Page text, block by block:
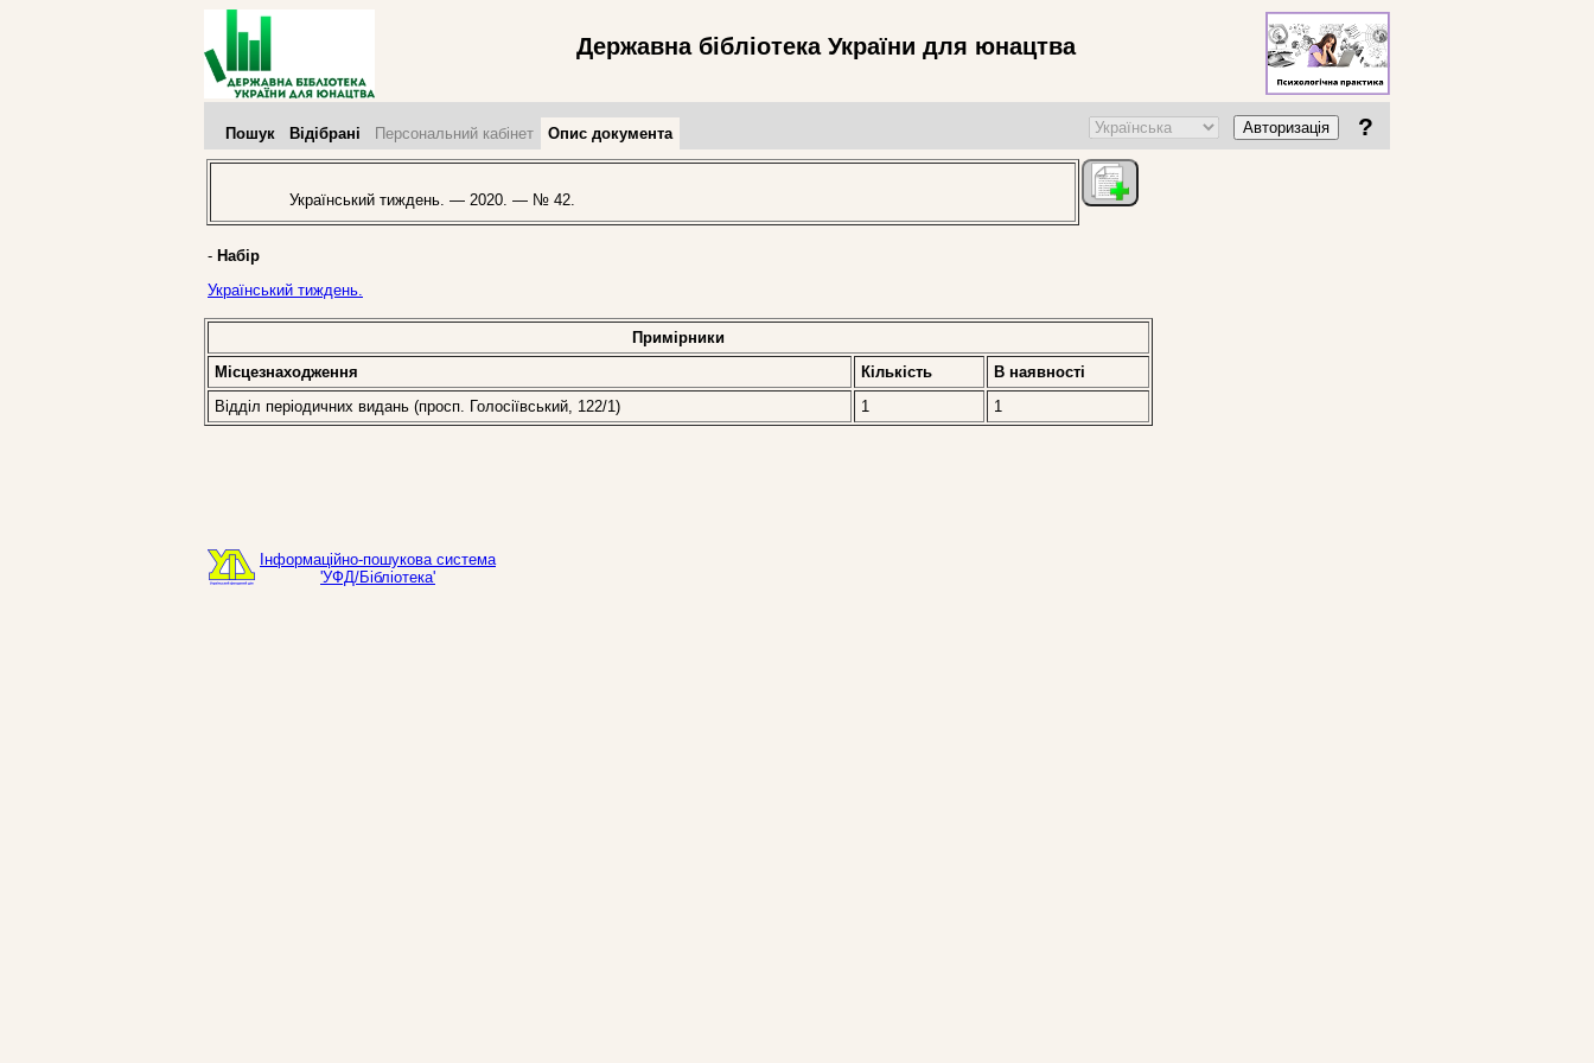
Державна бібліотека України для юнацтва
Пошук Відібрані Персональний кабінет Опис документа Авторизація ?
Український тиждень. — 2020. — № 42.
- Набір
Український тиждень.
Примірники
Місцезнаходження
Кількість
В наявностi
Відділ періодичних видань (просп. Голосіївський, 122/1)
1 1
Інформаційно-пошукова система
'УФД/Бібліотека'